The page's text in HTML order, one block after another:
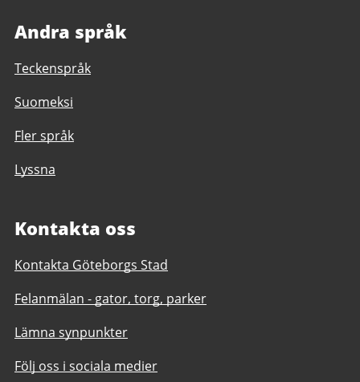
Andra språk
Teckenspråk
Suomeksi
Fler språk
Lyssna
Kontakta oss
Kontakta Göteborgs Stad
Felanmälan - gator, torg, parker
Lämna synpunkter
Följ oss i sociala medier